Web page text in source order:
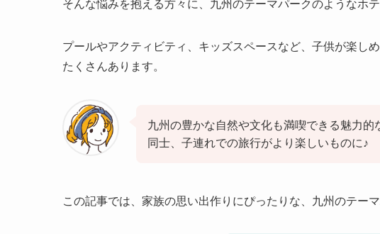
そんな悩みを抱える方々に、九州のテーマパークのようなホ
プールやアクティビティ、キッズスペースなど、子供が楽し
たくさんあります。
九州の豊かな自然や文化も満喫できる魅力的
同士、子連れでの旅行がより楽しいものに♪
この記事では、家族の思い出作りにぴったりな、九州のテー